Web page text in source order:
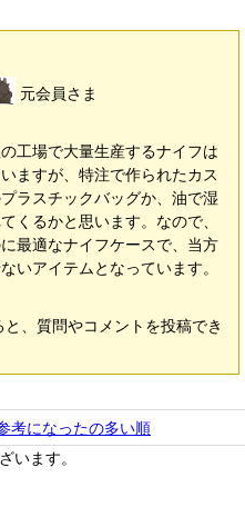
元会員さま
工場で大量生産するナイフは
ますが、特注で作られたカス
ラスチックバッグか、油で湿
くるかと思います。なので、
最適なナイフケースで、当方
いアイテムとなっています。
と、質問やコメントを投稿でき
考になったの多い順
います。